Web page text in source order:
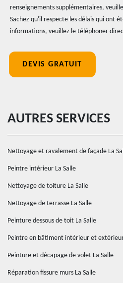
renseignements supplémentaires,
Sachez qu'il respecte les délais qui ont
informations, veuillez le téléphoner
DEVIS GRATUIT
AUTRES SERVICES
Nettoyage et ravalement de façade La
Peintre intérieur La Salle
Nettoyage de toiture La Salle
Nettoyage de terrasse La Salle
Peinture dessous de toit La Salle
Peintre en bâtiment intérieur et
Peinture et décapage de volet La Salle
Réparation fissure murs La Salle